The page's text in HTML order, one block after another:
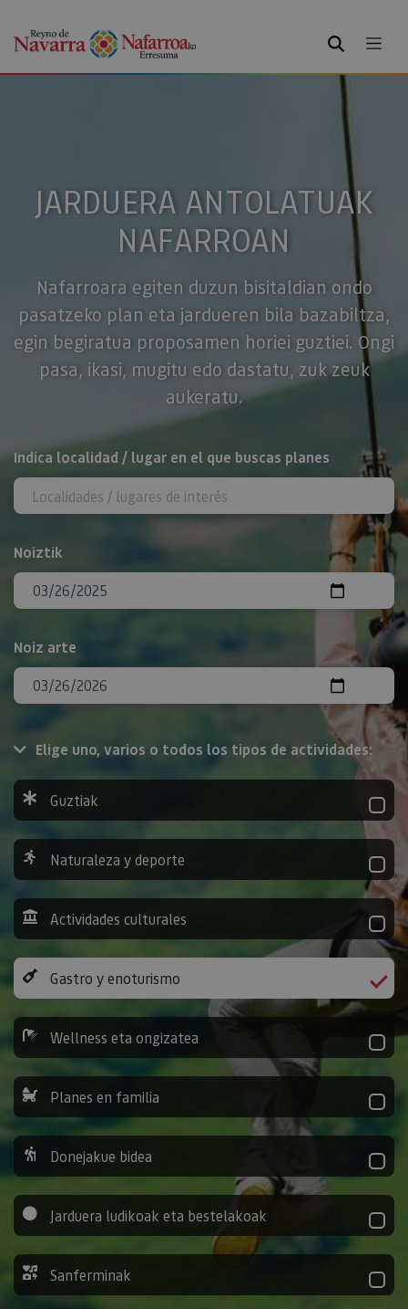
BILATU
JARDUERA ANTOLATUAK
NAFARROAN
Nafarroara egiten duzun bisitaldian ondo
pasatzeko plan eta jardueren bila bazabiltza,
egin begiratua proposamen horiei guztiei. Ongi
pasa, ikasi, mugitu edo dastatu, zuk zeuk
aukeratu.
BILATU
Indica localidad / lugar en el que buscas planes
Noiztik
Noiz arte
Elige uno, varios o todos los tipos de actividades:
Guztiak
Naturaleza y deporte
Actividades culturales
Gastro y enoturismo
Wellness eta ongizatea
Planes en familia
Donejakue bidea
Jarduera ludikoak eta bestelakoak
Sanferminak